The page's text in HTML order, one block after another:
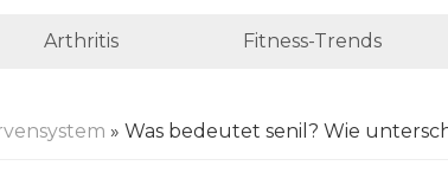
Arthritis Fitness-Trends
» Was bedeutet senil? Wie